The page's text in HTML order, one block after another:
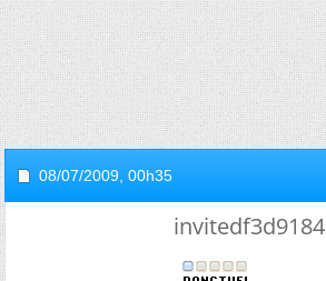
08/07/2009, 00h35
invitedf3d9184